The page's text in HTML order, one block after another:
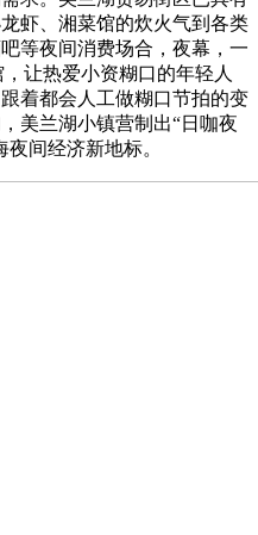
虾、湘菜馆的炊火气到各类
等夜间消费场合，夜幕，一
让热爱小资糊口的年轻人
着都会人工做糊口节拍的变
美兰湖小镇营制出“日咖夜
间经济新地标。